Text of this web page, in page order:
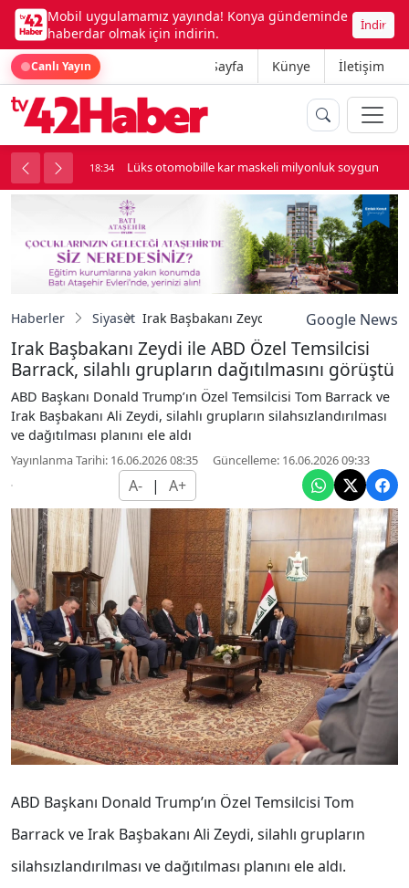
Mobil uygulamamız yayında! Konya gündeminde
haberdar olmak için indirin.
İndir
Canlı Yayın Ana Sayfa Künye İletişim
kavga çıktı 18:34 Lüks otomobille kar maskeli milyonluk soygun
Haberler Siyaset Irak Başbakanı Zeydi ile ABD ÖzelGoogle News
Irak Başbakanı Zeydi ile ABD Özel Temsilcisi
Barrack, silahlı grupların dağıtılmasını görüştü
ABD Başkanı Donald Trump’ın Özel Temsilcisi Tom Barrack ve
Irak Başbakanı Ali Zeydi, silahlı grupların silahsızlandırılması
ve dağıtılması planını ele aldı
Yayınlanma Tarihi: 16.06.2026 08:35 Güncelleme: 16.06.2026 09:33
A- | A+
ABD Başkanı Donald Trump’ın Özel Temsilcisi Tom
Barrack ve Irak Başbakanı Ali Zeydi, silahlı grupların
silahsızlandırılması ve dağıtılması planını ele aldı.